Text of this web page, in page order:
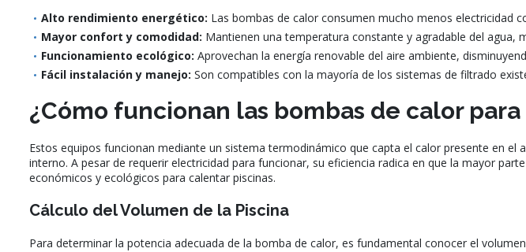
Alto rendimiento energético: Las bombas de calor consumen mucho menos electricidad
Mayor confort y comodidad: Mantienen una temperatura constante y agradable del agua,
Funcionamiento ecológico: Aprovechan la energía renovable del aire ambiente,
Fácil instalación y manejo: Son compatibles con la mayoría de los sistemas de filtrado
¿Cómo funcionan las bombas de calor para
Estos equipos funcionan mediante un sistema termodinámico que capta el calor presente en
interno. A pesar de requerir electricidad para funcionar, su eficiencia radica en que la mayor
económicos y ecológicos para calentar piscinas.
Cálculo del Volumen de la Piscina
Para determinar la potencia adecuada de la bomba de calor, es fundamental conocer el